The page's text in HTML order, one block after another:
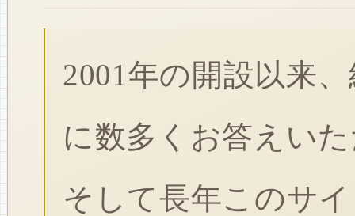
2001年の開設以来
に数多くお答えい
そして長年このサ